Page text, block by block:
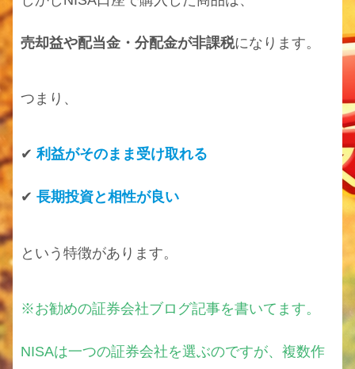
売却益や配当金・分配金が非課税になります。
つまり、
✔利益がそのまま受け取れる
✔ 長期投資と相性が良い
という特徴があります。
※お勧めの証券会社ブログ記事を書いてます。
NISAは一つの証券会社を選ぶのですが、複数作